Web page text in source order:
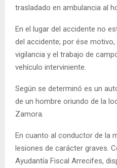
trasladado en ambulancia al
En el lugar del accidente no
del accidente; por ése
vigilancia y el trabajo de
vehículo interviniente.
Según se determinó es un
de un hombre oriundo de la
Zamora.
En cuanto al conductor de la
lesiones de carácter graves.
Ayudantía Fiscal Arrecifes,